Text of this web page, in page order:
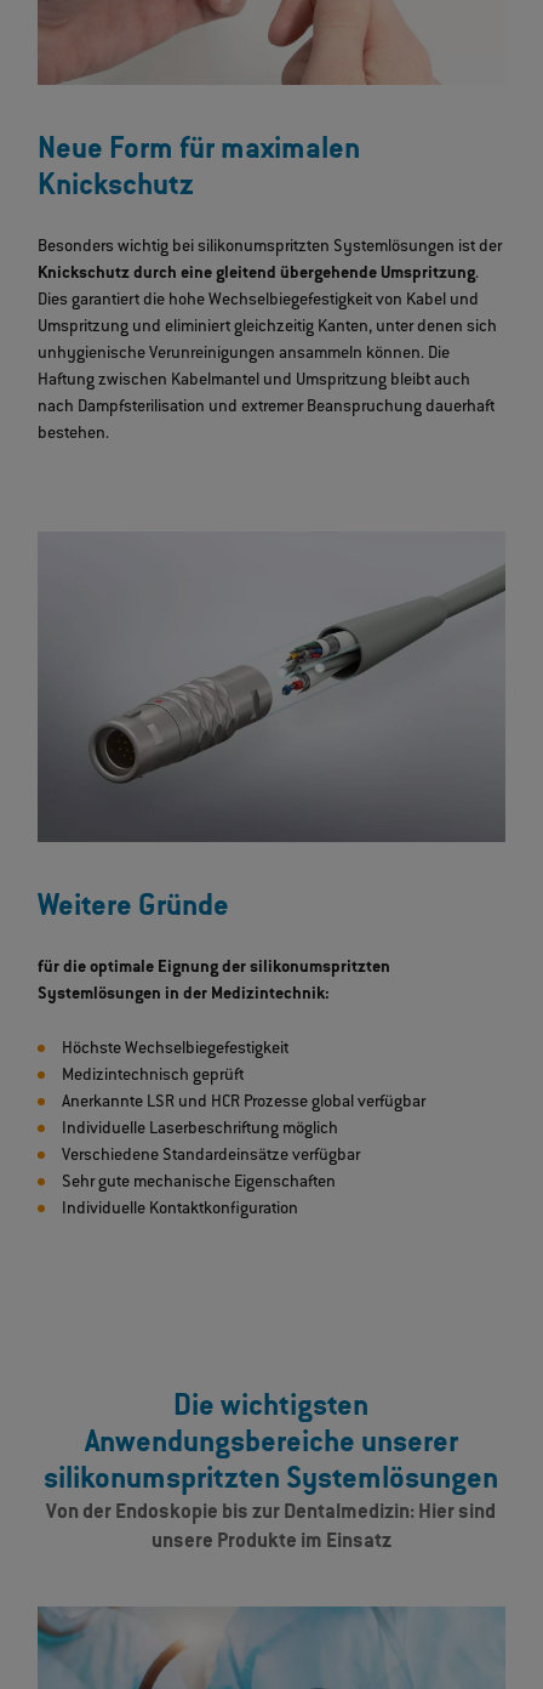
Neue Form für maximalen
Knickschutz
Besonders wichtig bei silikonumspritzten Systemlösungen ist der
Knickschutz durch eine gleitend übergehende Umspritzung.
Dies garantiert die hohe Wechselbiegefestigkeit von Kabel und
Umspritzung und eliminiert gleichzeitig Kanten, unter denen sich
unhygienische Verunreinigungen ansammeln können. Die
Haftung zwischen Kabelmantel und Umspritzung bleibt auch
nach Dampfsterilisation und extremer Beanspruchung dauerhaft
bestehen.
Weitere Gründe
für die optimale Eignung der silikonumspritzten
Systemlösungen in der Medizintechnik:
Höchste Wechselbiegefestigkeit
Medizintechnisch geprüft
Anerkannte LSR und HCR Prozesse global verfügbar
Individuelle Laserbeschriftung möglich
Verschiedene Standardeinsätze verfügbar
Sehr gute mechanische Eigenschaften
Individuelle Kontaktkonfiguration
Die wichtigsten
Anwendungsbereiche unserer
silikonumspritzten Systemlösungen
Von der Endoskopie bis zur Dentalmedizin: Hier sind
unsere Produkte im Einsatz